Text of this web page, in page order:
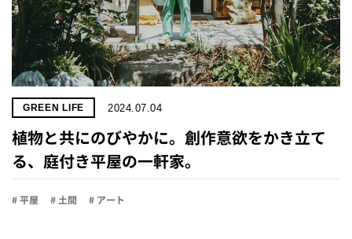
GREEN LIFE 2024.07.04
植物と共にのびやかに。創作意欲をかき立て
る、庭付き平屋の一軒家。
# 平屋 # 土間 # アート